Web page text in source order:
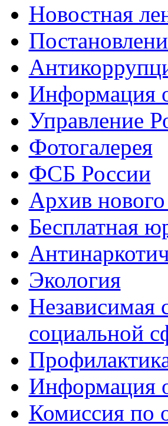
Новостная
Информация
Управление
Фотогалерея
ФСБ России
Архив нового
Бесплатная
Экология
Независимая
социальной
Информация
Комиссия по